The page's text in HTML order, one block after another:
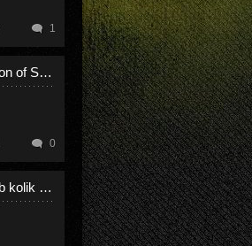
1
The Distortion of Sound
0
Výkon! Aneb kolik ho skutečně potřebujeme